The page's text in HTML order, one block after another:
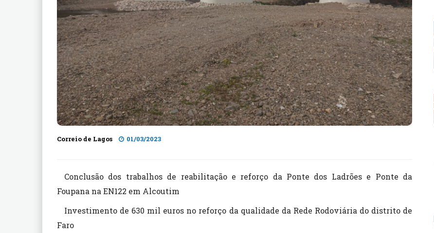
Correio de Lagos 01/03/2023
Conclusão dos trabalhos de reabilitação e reforço da Ponte dos Ladrões e Ponte da
Foupana na EN122 em Alcoutim
Investimento de 630 mil euros no reforço da qualidade da Rede Rodoviária do distrito de
Faro